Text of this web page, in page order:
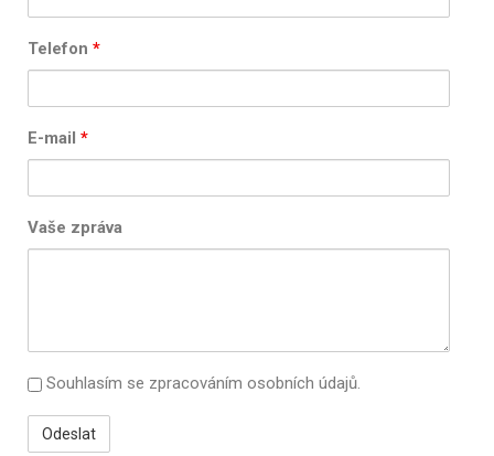
Telefon *
E-mail *
Vaše zpráva
Souhlasím se zpracováním osobních údajů.